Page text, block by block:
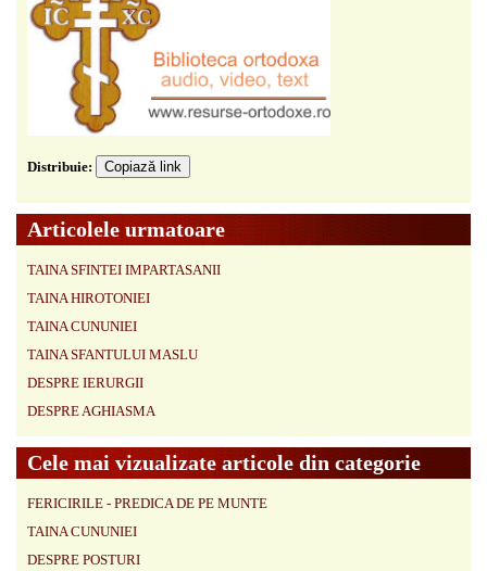
Distribuie: Copiază link
Articolele urmatoare
TAINA SFINTEI IMPARTASANII
TAINA HIROTONIEI
TAINA CUNUNIEI
TAINA SFANTULUI MASLU
DESPRE IERURGII
DESPRE AGHIASMA
Cele mai vizualizate articole din categorie
FERICIRILE - PREDICA DE PE MUNTE
TAINA CUNUNIEI
DESPRE POSTURI